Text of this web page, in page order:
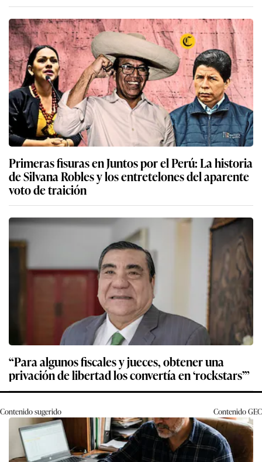
Primeras fisuras en Juntos por el Perú: La historia
de Silvana Robles y los entretelones del aparente
voto de traición
“Para algunos fiscales y jueces, obtener una
privación de libertad los convertía en ‘rockstars’”
Contenido sugerido ContenidoGEC